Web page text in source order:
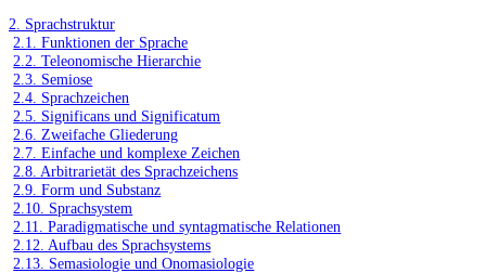
2. Sprachstruktur
2.1. Funktionen der Sprache
2.2. Teleonomische Hierarchie
2.3. Semiose
2.4. Sprachzeichen
2.5. Significans und Significatum
2.6. Zweifache Gliederung
2.7. Einfache und komplexe Zeichen
2.8. Arbitrarietät des Sprachzeichens
2.9. Form und Substanz
2.10. Sprachsystem
2.11. Paradigmatische und syntagmatische Relationen
2.12. Aufbau des Sprachsystems
2.13. Semasiologie und Onomasiologie